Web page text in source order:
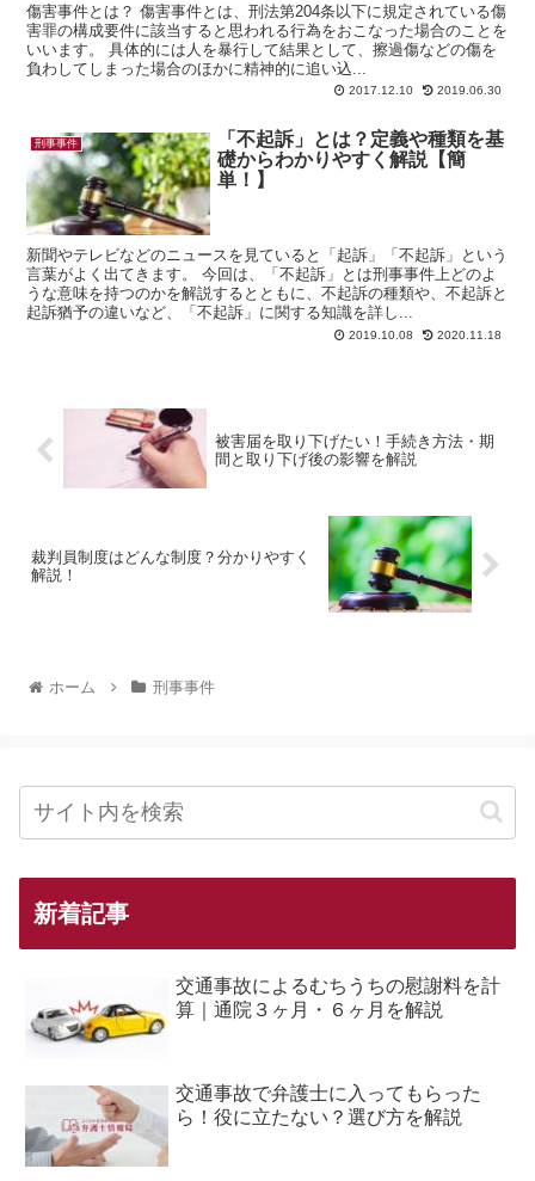
傷害事件とは？ 傷害事件とは、刑法第204条以下に規定されている傷
害罪の構成要件に該当すると思われる行為をおこなった場合のことを
いいます。 具体的には人を暴行して結果として、擦過傷などの傷を
負わしてしまった場合のほかに精神的に追い込...
2017.12.10 2019.06.30
刑事事件
「不起訴」とは？定義や種類を基
礎からわかりやすく解説【簡
単！】
新聞やテレビなどのニュースを見ていると「起訴」「不起訴」という
言葉がよく出てきます。 今回は、「不起訴」とは刑事事件上どのよ
うな意味を持つのかを解説するとともに、不起訴の種類や、不起訴と
起訴猶予の違いなど、「不起訴」に関する知識を詳し...
2019.10.08 2020.11.18
被害届を取り下げたい！手続き方法・期
間と取り下げ後の影響を解説
裁判員制度はどんな制度？分かりやすく
解説！
ホーム 刑事事件
新着記事
交通事故によるむちうちの慰謝料を計
算｜通院３ヶ月・６ヶ月を解説
交通事故で弁護士に入ってもらった
ら！役に立たない？選び方を解説